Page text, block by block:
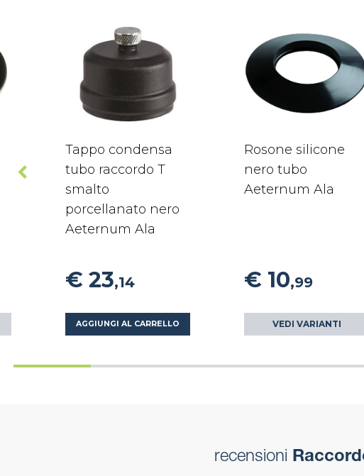
Tappo condensa
tubo raccordo T
smalto
porcellanato nero
Aeternum Ala
€ 23,14
AGGIUNGI AL CARRELLO
Rosone silicone
nero tubo
Aeternum Ala
€ 10,99
VEDI VARIANTI
recensioni